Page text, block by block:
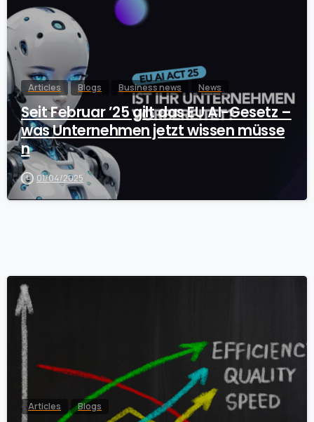
Articles Blogs Business news News
Seit Februar ’25 gilt das EU AI-Gesetz –
was Unternehmen jetzt wissen müsse
n
01/04/2025
Articles Blogs